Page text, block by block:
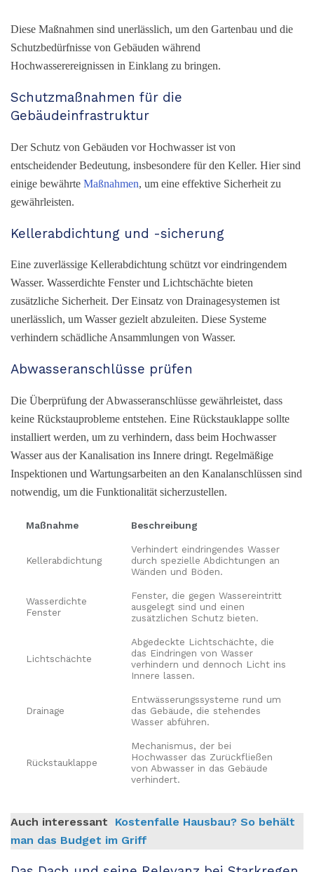
Diese Maßnahmen sind unerlässlich, um den Gartenbau und die
Schutzbedürfnisse von Gebäuden während
Hochwasserereignissen in Einklang zu bringen.
Schutzmaßnahmen für die
Gebäudeinfrastruktur
Der Schutz von Gebäuden vor Hochwasser ist von
entscheidender Bedeutung, insbesondere für den Keller. Hier sind
einige bewährte Maßnahmen, um eine effektive Sicherheit zu
gewährleisten.
Kellerabdichtung und -sicherung
Eine zuverlässige Kellerabdichtung schützt vor eindringendem
Wasser. Wasserdichte Fenster und Lichtschächte bieten
zusätzliche Sicherheit. Der Einsatz von Drainagesystemen ist
unerlässlich, um Wasser gezielt abzuleiten. Diese Systeme
verhindern schädliche Ansammlungen von Wasser.
Abwasseranschlüsse prüfen
Die Überprüfung der Abwasseranschlüsse gewährleistet, dass
keine Rückstauprobleme entstehen. Eine Rückstauklappe sollte
installiert werden, um zu verhindern, dass beim Hochwasser
Wasser aus der Kanalisation ins Innere dringt. Regelmäßige
Inspektionen und Wartungsarbeiten an den Kanalanschlüssen sind
notwendig, um die Funktionalität sicherzustellen.
Maßnahme Beschreibung
Kellerabdichtung
Verhindert eindringendes Wasser
durch spezielle Abdichtungen an
Wänden und Böden.
Wasserdichte
Fenster
Fenster, die gegen Wassereintritt
ausgelegt sind und einen
zusätzlichen Schutz bieten.
Lichtschächte
Abgedeckte Lichtschächte, die
das Eindringen von Wasser
verhindern und dennoch Licht ins
Innere lassen.
Drainage
Entwässerungssysteme rund um
das Gebäude, die stehendes
Wasser abführen.
Rückstauklappe
Mechanismus, der bei
Hochwasser das Zurückfließen
von Abwasser in das Gebäude
verhindert.
Auch interessant
Kostenfalle Hausbau? So behält
man das Budget im Griff